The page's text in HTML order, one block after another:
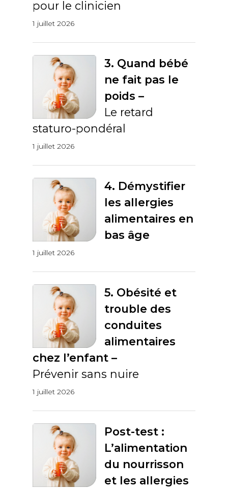
pour le clinicien
1 juillet 2026
3. Quand bébé
ne fait pas le
poids –
Le retard
staturo-pondéral
1 juillet 2026
4. Démystifier
les allergies
alimentaires en
bas âge
1 juillet 2026
5. Obésité et
trouble des
conduites
alimentaires
chez l’enfant –
Prévenir sans nuire
1 juillet 2026
Post-test :
L’alimentation
du nourrisson
et les allergies